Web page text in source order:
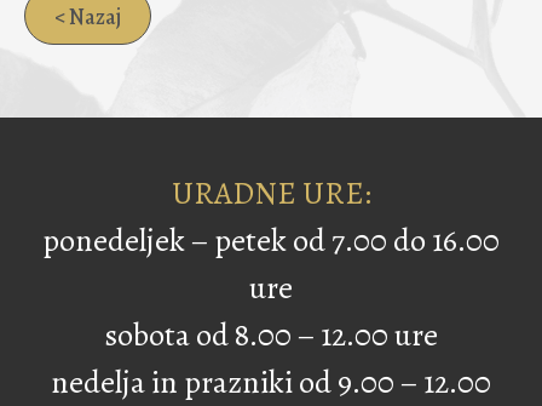
< Nazaj
URADNE URE:
ponedeljek – petek od 7.00 do 16.00
ure
sobota od 8.00 – 12.00 ure
nedelja in prazniki od 9.00 – 12.00